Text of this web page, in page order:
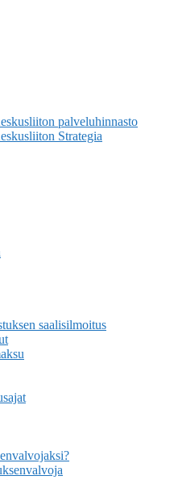
palveluhinnasto
Strategia
saalisilmoitus